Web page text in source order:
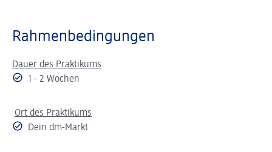
Rahmenbedingungen
Dauer des Praktikums
1 - 2 Wochen
Ort des Praktikums
Dein dm-Markt